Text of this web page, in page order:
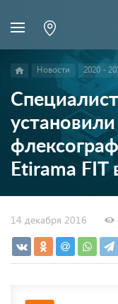
Новости 2020 -
Etirama
14 декабря 2016